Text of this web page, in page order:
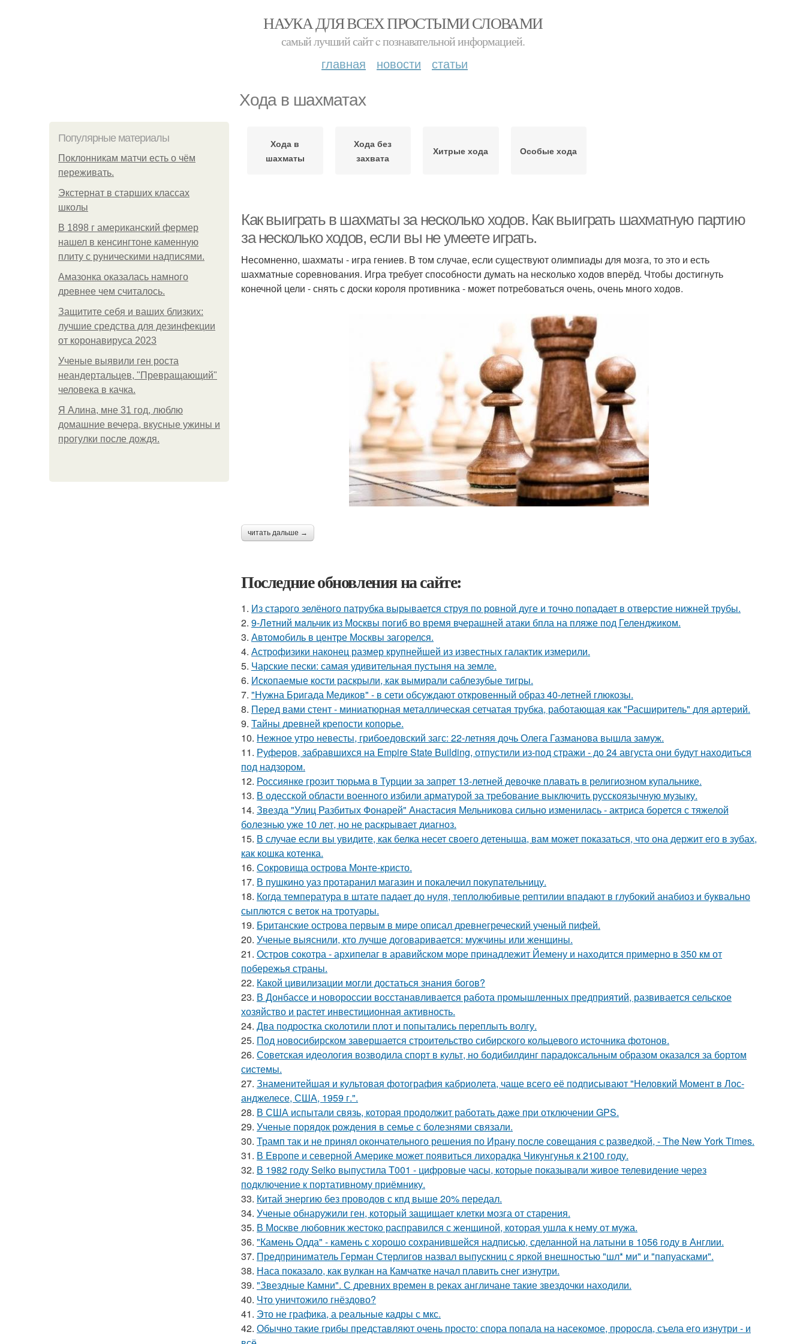
НАУКА ДЛЯ ВСЕХ ПРОСТЫМИ СЛОВАМИ
самый лучший сайт c познавательной информацией.
главная новости статьи
Хода в шахматах
Популярные материалы
Поклонникам матчи есть о чём
переживать.
Экстернат в старших классах
школы
В 1898 г американский фермер
нашел в кенсингтоне каменную
плиту с руническими надписями.
Амазонка оказалась намного
древнее чем считалось.
Защитите себя и ваших близких:
лучшие средства для дезинфекции
от коронавируса 2023
Ученые выявили ген роста
неандертальцев, "Превращающий"
человека в качка.
Я Алина, мне 31 год, люблю
домашние вечера, вкусные ужины и
прогулки после дождя.
Хода в
шахматы
Хода без
захвата
Хитрые хода Особые хода
Как выиграть в шахматы за несколько ходов. Как выиграть шахматную партию
за несколько ходов, если вы не умеете играть.
Несомненно, шахматы - игра гениев. В том случае, если существуют олимпиады для мозга, то это и есть
шахматные соревнования. Игра требует способности думать на несколько ходов вперёд. Чтобы достигнуть
конечной цели - снять с доски короля противника - может потребоваться очень, очень много ходов.
читать дальше →
Последние обновления на сайте:
1. Из старого зелёного патрубка вырывается струя по ровной дуге и точно попадает в отверстие нижней трубы.
2. 9-Лeтний мaльчик из Москвы погиб во время вчерашней атаки бпла на пляже под Геленджиком.
3. Автомобиль в центре Москвы загорелся.
4. Астрофизики наконец размер крупнейшей из известных галактик измерили.
5. Чарские пески: самая удивительная пустыня на земле.
6. Ископаемые кости раскрыли, как вымирали саблезубые тигры.
7. "Нужна Бригада Медиков" - в сети обсуждают откровенный образ 40-летней глюкозы.
8. Перед вами стент - миниатюрная металлическая сетчатая трубка, работающая как "Расширитель" для артерий.
9. Тайны древней крепости копорье.
10. Нежное утро невесты, грибоедовский загс: 22-летняя дочь Олега Газманова вышла замуж.
11. Руферов, забравшихся на Empire State Building, отпустили из-под стражи - до 24 августа они будут находиться
под надзором.
12. Россиянке грозит тюрьма в Турции за запрет 13-летней девочке плавать в религиозном купальнике.
13. В одесской области военного избили арматурой за требование выключить русскоязычную музыку.
14. Звезда "Улиц Разбитых Фонарей" Анастасия Мельникова сильно изменилась - актриса борется с тяжелой
болезнью уже 10 лет, но не раскрывает диагноз.
15. В случае если вы увидите, как белка несет своего детеныша, вам может показаться, что она держит его в зубах,
как кошка котенка.
16. Сокровища острова Монте-кристо.
17. В пушкино уаз протаранил магазин и покалечил покупательницу.
18. Когда температура в штате падает до нуля, теплолюбивые рептилии впадают в глубокий анабиоз и буквально
сыплются с веток на тротуары.
19. Британские острова первым в мире описал древнегреческий ученый пифей.
20. Ученые выяснили, кто лучше договаривается: мужчины или женщины.
21. Остров сокотра - архипелаг в аравийском море принадлежит Йемену и находится примерно в 350 км от
побережья страны.
22. Какой цивилизации могли достаться знания богов?
23. В Донбассе и новороссии восстанавливается работа промышленных предприятий, развивается сельское
хозяйство и растет инвестиционная активность.
24. Два подростка сколотили плот и попытались переплыть волгу.
25. Под новосибирском завершается строительство сибирского кольцевого источника фотонов.
26. Советская идеология возводила спорт в культ, но бодибилдинг парадоксальным образом оказался за бортом
системы.
27. Знаменитейшая и культовая фотография кабриолета, чаще всего её подписывают "Неловкий Момент в Лос-
анджелесе, США, 1959 г.".
28. В США испытали связь, которая продолжит работать даже при отключении GPS.
29. Ученые порядок рождения в семье с болезнями связали.
30. Трамп так и не принял окончательного решения по Ирану после совещания с разведкой, - The New York Times.
31. В Европе и северной Америке может появиться лихорадка Чикунгунья к 2100 году.
32. В 1982 году Seiko выпустила T001 - цифровые часы, которые показывали живое телевидение через
подключение к портативному приёмнику.
33. Китай энергию без проводов с кпд выше 20% передал.
34. Ученые обнаружили ген, который защищает клетки мозга от старения.
35. В Москве любовник жестокo расправился с женщиной, которая ушла к нему от мужа.
36. "Камень Одда" - камень с хорошо сохранившейся надписью, сделанной на латыни в 1056 году в Англии.
37. Предприниматель Герман Стерлигов назвал выпускниц с яркой внешностью "шл* ми" и "папуасками".
38. Наса показало, как вулкан на Камчатке начал плавить снег изнутри.
39. "Звездные Камни". С древних времен в реках англичане такие звездочки находили.
40. Что уничтожило гнёздово?
41. Это не графика, а реальные кадры с мкс.
42. Обычно такие грибы представляют очень просто: спора попала на насекомое, проросла, съела его изнутри - и